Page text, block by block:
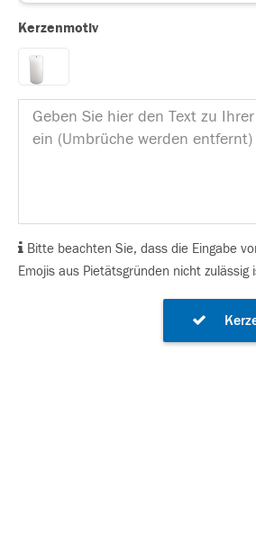
Kerzenmotiv
Bitte beachten Sie, dass die Eingabe
Emojis aus Pietätsgründen nicht zulässig